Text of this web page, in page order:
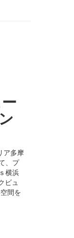
ア多摩
、プ
横浜
ビュ
間を